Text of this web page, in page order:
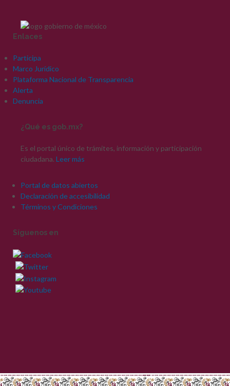
Enlaces
Participa
Marco Jurídico
Plataforma Nacional de Transparencia
Alerta
Denuncia
¿Qué es gob.mx?
Es el portal único de trámites, información y participación
ciudadana. Leer más
Portal de datos abiertos
Declaración de accesibilidad
Términos y Condiciones
Síguenos en